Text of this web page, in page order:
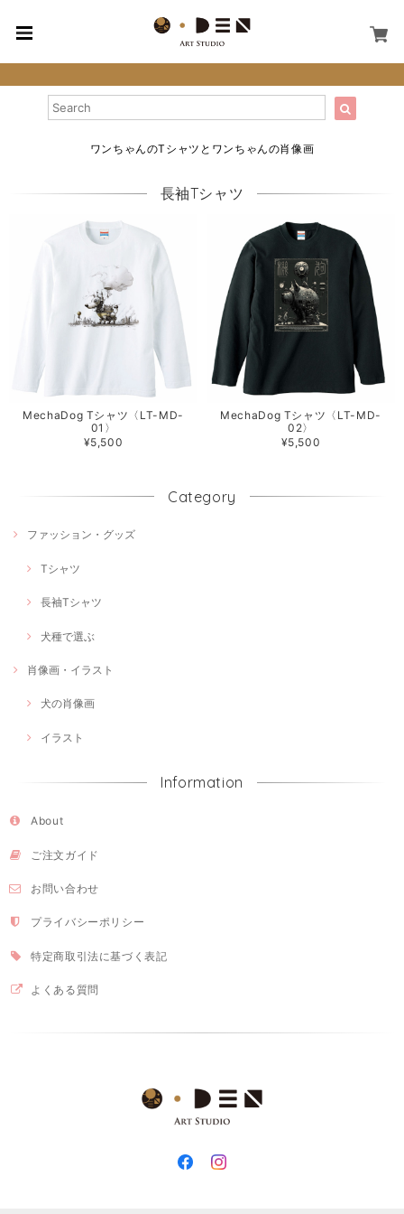
ワンちゃんのTシャツとワンちゃんの肖像画
長袖Tシャツ
MechaDog Tシャツ〈LT-MD-
01〉
¥5,500
MechaDog Tシャツ〈LT-MD-
02〉
¥5,500
Category
ファッション・グッズ
Tシャツ
長袖Tシャツ
犬種で選ぶ
肖像画・イラスト
犬の肖像画
イラスト
Information
About
ご注文ガイド
お問い合わせ
プライバシーポリシー
特定商取引法に基づく表記
よくある質問